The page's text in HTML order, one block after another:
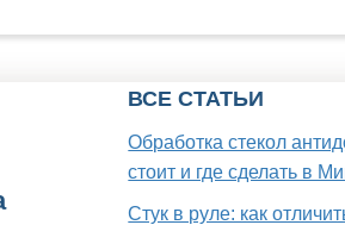
ВСЕ СТАТЬИ
Обработка стекол
стоит и где сделать в
Стук в руле: как